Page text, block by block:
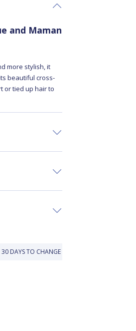
and Maman
more stylish, it
beautiful cross-
or tied up hair to
YOUR MIND